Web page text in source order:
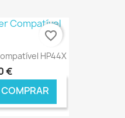
€ ONLINE
HP44X
€
COMPRAR
favorite_border